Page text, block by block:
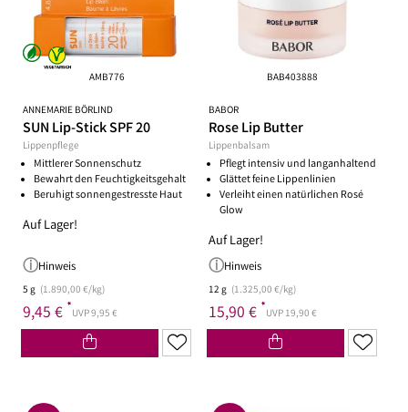
AMB776
ANNEMARIE BÖRLIND
SUN Lip-Stick SPF 20
Lippenpflege
Mittlerer Sonnenschutz
Bewahrt den Feuchtigkeitsgehalt
Beruhigt sonnengestresste Haut
Auf Lager!
Hinweis
5 g (1.890,00 €/kg)
9,45 € *UVP 9,95 €
BAB403888
BABOR
Rose Lip Butter
Lippenbalsam
Pflegt intensiv und langanhaltend
Glättet feine Lippenlinien
Verleiht einen natürlichen Rosé
Glow
Auf Lager!
Hinweis
12 g (1.325,00 €/kg)
15,90 € *UVP 19,90 €